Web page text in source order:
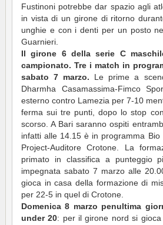
Fustinoni potrebbe dar spazio agli
in vista di un girone di ritorno
unghie e con i denti per un posto
Guarnieri.
Il girone 6 della serie C
campionato. Tre i match in
sabato 7 marzo.
Le prime a
Dharmha Casamassima-Fimco
esterno contro Lamezia per 7-10
ferma sui tre punti, dopo lo stop
scorso. A Bari saranno ospiti
infatti alle 14.15 è in programma
Project-Auditore Crotone. La
primato in classifica a punteggio
impegnata sabato 7 marzo alle
gioca in casa della formazione di
per 22-5 in quel di Crotone.
Domenica 8 marzo penultima
under 20: per il girone nord si